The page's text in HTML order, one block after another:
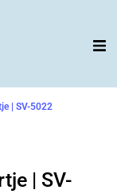
| SV-5022
| SV-